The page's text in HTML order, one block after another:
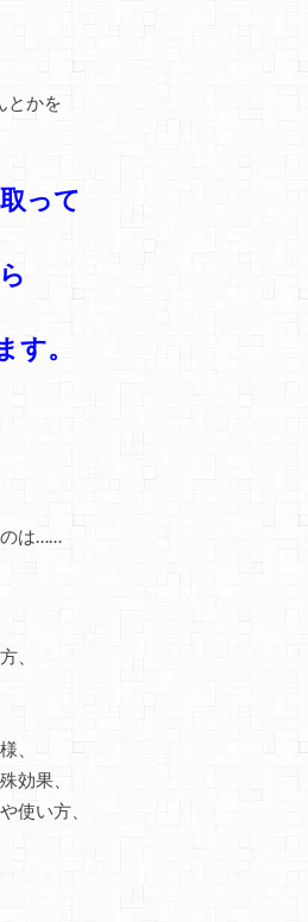
とかを
って
す。
のは……
、
、
効果、
使い方、